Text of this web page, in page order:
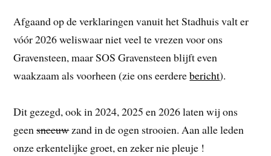
Afgaand op de verklaringen vanuit het Stadhuis valt er
vóór 2026 weliswaar niet veel te vrezen voor ons
Gravensteen, maar SOS Gravensteen blijft even
waakzaam als voorheen (zie ons eerderebericht).
Dit gezegd, ook in 2024, 2025 en 2026 laten wij ons
geensneeuwzand in de ogen strooien. Aan alle leden
onze erkentelijke groet, en zeker nie pleuje !